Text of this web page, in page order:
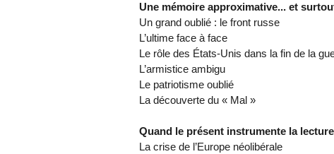
Une mémoire approximative... et
Un grand oublié : le front russe
L’ultime face à face
Le rôle des États-Unis dans la fin de la
L’armistice ambigu
Le patriotisme oublié
La découverte du « Mal »
Quand le présent instrumente la
La crise de l’Europe néolibérale